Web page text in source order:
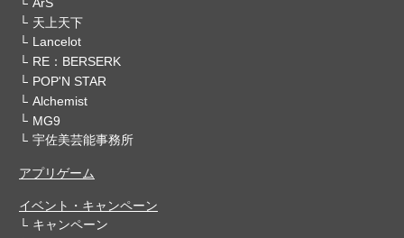
天上天下
Lancelot
RE：BERSERK
POP'N STAR
Alchemist
MG9
宇佐美芸能事務所
アプリゲーム
イベント・キャンペーン
キャンペーン